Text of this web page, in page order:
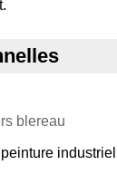
blereau